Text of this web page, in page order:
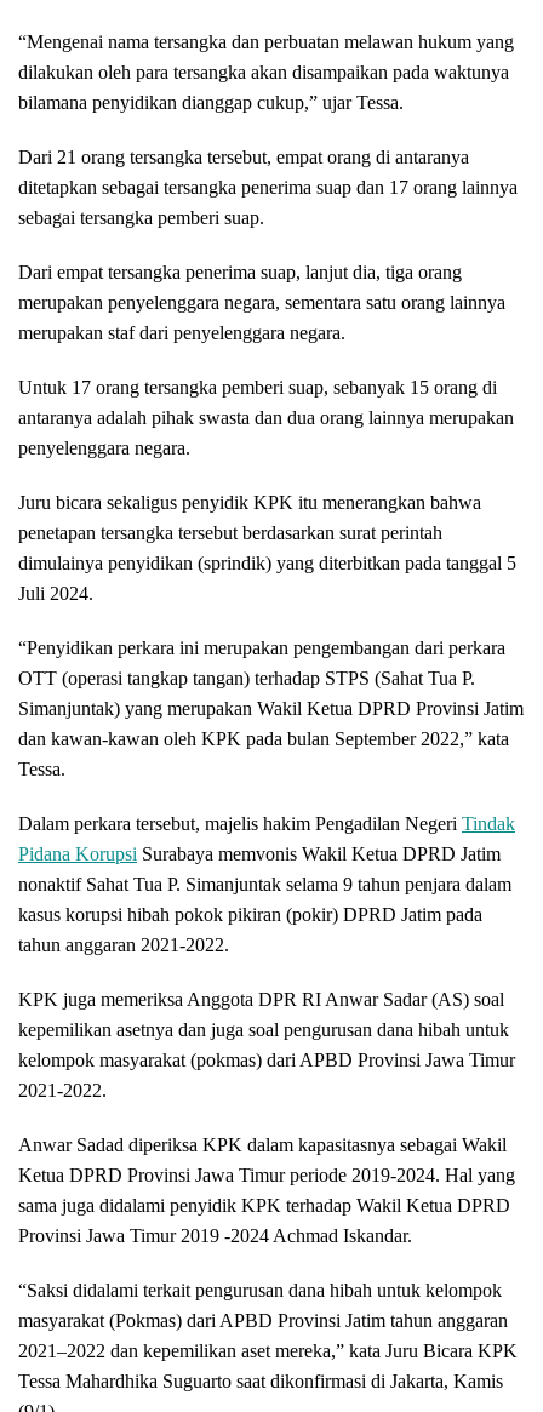
“Mengenai nama tersangka dan perbuatan melawan hukum yang
dilakukan oleh para tersangka akan disampaikan pada waktunya
bilamana penyidikan dianggap cukup,” ujar Tessa.
Dari 21 orang tersangka tersebut, empat orang di antaranya
ditetapkan sebagai tersangka penerima suap dan 17 orang lainnya
sebagai tersangka pemberi suap.
Dari empat tersangka penerima suap, lanjut dia, tiga orang
merupakan penyelenggara negara, sementara satu orang lainnya
merupakan staf dari penyelenggara negara.
Untuk 17 orang tersangka pemberi suap, sebanyak 15 orang di
antaranya adalah pihak swasta dan dua orang lainnya merupakan
penyelenggara negara.
Juru bicara sekaligus penyidik KPK itu menerangkan bahwa
penetapan tersangka tersebut berdasarkan surat perintah
dimulainya penyidikan (sprindik) yang diterbitkan pada tanggal 5
Juli 2024.
“Penyidikan perkara ini merupakan pengembangan dari perkara
OTT (operasi tangkap tangan) terhadap STPS (Sahat Tua P.
Simanjuntak) yang merupakan Wakil Ketua DPRD Provinsi Jatim
dan kawan-kawan oleh KPK pada bulan September 2022,” kata
Tessa.
Dalam perkara tersebut, majelis hakim Pengadilan Negeri Tindak
Pidana Korupsi Surabaya memvonis Wakil Ketua DPRD Jatim
nonaktif Sahat Tua P. Simanjuntak selama 9 tahun penjara dalam
kasus korupsi hibah pokok pikiran (pokir) DPRD Jatim pada
tahun anggaran 2021-2022.
KPK juga memeriksa Anggota DPR RI Anwar Sadar (AS) soal
kepemilikan asetnya dan juga soal pengurusan dana hibah untuk
kelompok masyarakat (pokmas) dari APBD Provinsi Jawa Timur
2021-2022.
Anwar Sadad diperiksa KPK dalam kapasitasnya sebagai Wakil
Ketua DPRD Provinsi Jawa Timur periode 2019-2024. Hal yang
sama juga didalami penyidik KPK terhadap Wakil Ketua DPRD
Provinsi Jawa Timur 2019 -2024 Achmad Iskandar.
“Saksi didalami terkait pengurusan dana hibah untuk kelompok
masyarakat (Pokmas) dari APBD Provinsi Jatim tahun anggaran
2021–2022 dan kepemilikan aset mereka,” kata Juru Bicara KPK
Tessa Mahardhika Suguarto saat dikonfirmasi di Jakarta, Kamis